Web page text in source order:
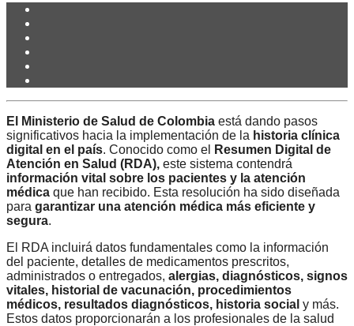
El Ministerio de Salud de Colombia está dando pasos
significativos hacia la implementación de la historia clínica
digital en el país. Conocido como el
Resumen Digital de
Atención en Salud (RDA), este sistema contendrá
información vital sobre los pacientes y la atención
médica que han recibido. Esta resolución ha sido diseñada
para garantizar una atención médica más eficiente y
segura.
El RDA incluirá datos fundamentales como la información
del paciente, detalles de medicamentos prescritos,
administrados o entregados, alergias, diagnósticos, signos
vitales, historial de vacunación, procedimientos
médicos, resultados diagnósticos, historia social y más.
Estos datos proporcionarán a los profesionales de la salud